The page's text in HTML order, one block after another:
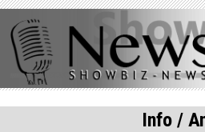
Info /